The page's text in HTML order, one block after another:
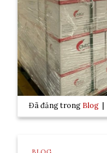
Đã đăng trong Blog |